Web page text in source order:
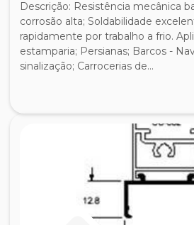
Descrição: Resistência mecânica
corrosão alta; Soldabilidade
rapidamente por trabalho a frio.
estamparia; Persianas; Barcos -
sinalização; Carrocerias de...